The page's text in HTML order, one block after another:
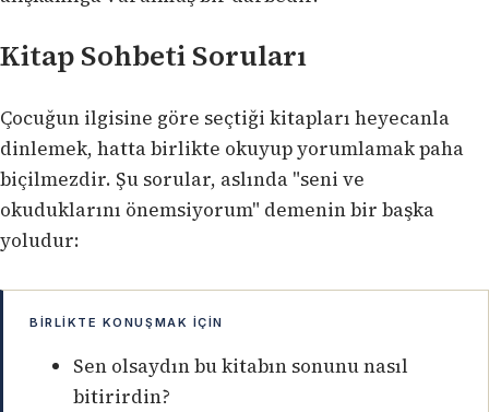
Kitap Sohbeti Soruları
Çocuğun ilgisine göre seçtiği kitapları heyecanla
dinlemek, hatta birlikte okuyup yorumlamak paha
biçilmezdir. Şu sorular, aslında "seni ve
okuduklarını önemsiyorum" demenin bir başka
yoludur:
BIRLIKTE KONUŞMAK IÇIN
Sen olsaydın bu kitabın sonunu nasıl
bitirirdin?